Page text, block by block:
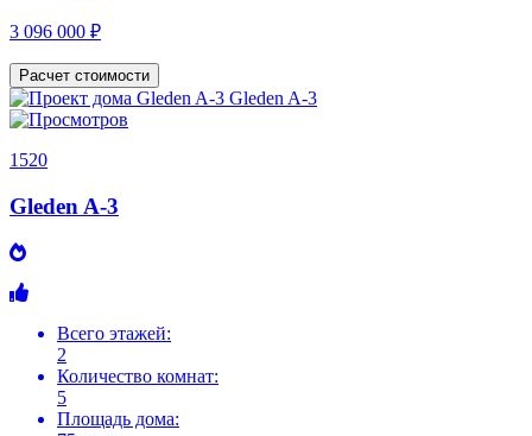
3 096 000 ₽
Расчет стоимости
1520
Gleden A-3
Всего этажей:
2
Количество комнат:
5
Площадь дома: